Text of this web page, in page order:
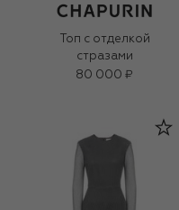
Топ с отделкой
стразами
80 000 ₽